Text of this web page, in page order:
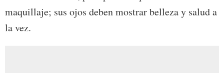
maquillaje; sus ojos deben mostrar belleza y salud a
la vez.